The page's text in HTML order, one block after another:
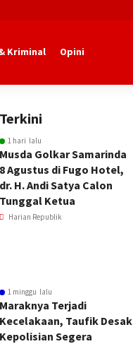
Kriminal Opini
Terkini
1 hari lalu
Musda Golkar Samarinda
8 Agustus di Fugo Hotel,
dr. H. Andi Satya Calon
Tunggal Ketua
Harian Republik
1 minggu lalu
Maraknya Terjadi
Kecelakaan, Taufik Desak
Kepolisian Segera